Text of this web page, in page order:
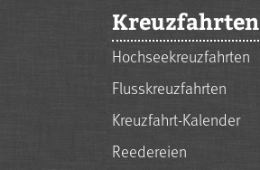
Kreuzfahrten
Hochseekreuzfahrten
Flusskreuzfahrten
Kreuzfahrt-Kalender
Reedereien